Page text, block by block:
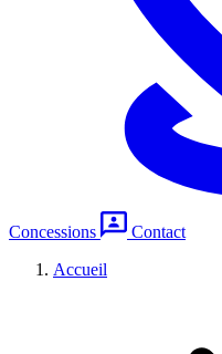
Concessions
Contact
Accueil